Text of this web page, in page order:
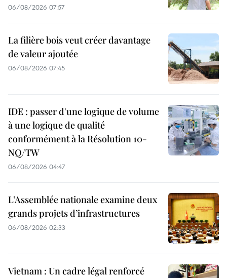
06/08/2026 07:57
La filière bois veut créer davantage
de valeur ajoutée
06/08/2026 07:45
IDE : passer d'une logique de volume
à une logique de qualité
conformément à la Résolution 10-
NQ/TW
06/08/2026 04:47
L’Assemblée nationale examine deux
grands projets d’infrastructures
06/08/2026 02:33
Vietnam : Un cadre légal renforcé